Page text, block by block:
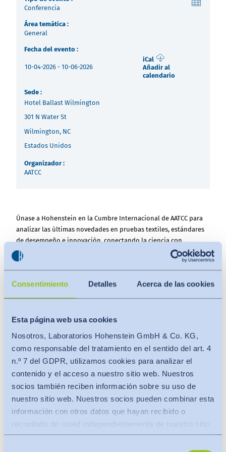
Consentimiento Detalles Acerca de las cookies
Esta página web usa cookies
Nosotros, Laboratorios Hohenstein GmbH & Co. KG,
como responsable del tratamiento en el sentido del art. 4
n.º 7 del GDPR, utilizamos cookies para analizar el
contenido y el acceso a nuestro sitio web. Nuestros
socios también reciben información sobre su uso de
nuestro sitio web. Nuestros socios pueden combinar esta
información con otros datos que hayan recibido o
recopilado de usted independientemente de nuestro sitio
web.
Việt Nam
Descargas
Contacto
Conferencia
Área temática :
General
Fecha del evento :
10-04-2026 - 10-06-2026
iCal
Añadir al
calendario
Sede :
Hotel Ballast Wilmington
301 N Water St
Wilmington, NC
Estados Unidos
Organizador :
AATCC
Únase a Hohenstein en la Cumbre Internacional de AATCC para
analizar las últimas novedades en pruebas textiles, estándares
de desempeño e innovación, conectando la ciencia con
soluciones reales para la industria.
estándares con declaraciones de producto respaldadas
técnicamente
regulatorio, el acceso al mercado y la credibilidad técnica. Su
sustento requiere la selección de métodos apropiados,
objetivos y criterios de aceptación claramente definidos y una
interpretación sólida de los resultados. ¿Qué determina si la
declaración de producto? La respuesta depende del tipo de
declaración que se realice y de los datos necesarios para
sustentarla. Las declaraciones relacionadas con la consistencia
del ajuste de las prendas, la biocompatibilidad de materiales en
enfoques de medición y criterios de evaluación. La forma en que